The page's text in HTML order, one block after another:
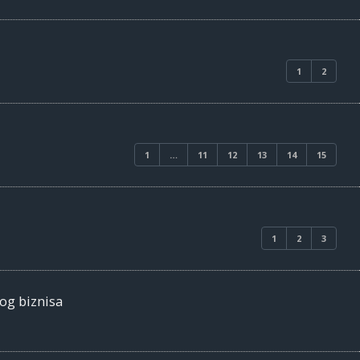
1 2
1 … 11 12 13 14 15
1 2 3
biznisa